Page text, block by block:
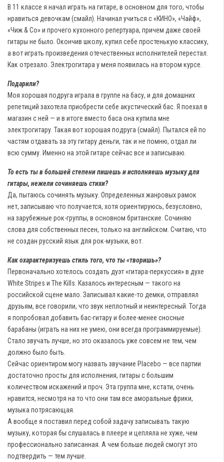
В 11 классе я начал играть на гитаре, в основном для того, чтобы
нравиться девочкам (смайл). Начинал учиться с «КИНО», «Чайф»,
«Чиж & Co» и прочего кухонного репертуара, причем даже своей
гитары не было. Окончив школу, купил себе простенькую классику,
а вот играть произведения отечественных исполнителей перестал.
Как отрезало. Электрогитара у меня появилась на втором курсе.
Подарили?
Моя хорошая подруга играла в группе на басу, и для домашних
репетиций захотела приобрести себе акустический бас. Я поехал в
магазин с ней — и в итоге вместо баса она купила мне
электрогитару. Такая вот хорошая подруга (смайл). Пытался ей по
частям отдавать за эту гитару деньги, так и не помню, отдал ли
всю сумму. Именно на этой гитаре сейчас все и записываю.
То есть ты в большей степени пишешь и исполняешь музыку для
гитары, нежели сочиняешь стихи?
Да, пытаюсь сочинять музыку. Определенных жанровых рамок
нет, записываю что получается, хотя ориентируюсь, безусловно,
на зарубежные рок-группы, в основном британские. Сочиняю
слова для собственных песен, только на английском. Считаю, что
не создан русский язык для рок-музыки, вот.
Как охарактеризуешь стиль того, что ты «творишь»?
Первоначально хотелось создать дуэт «гитара-перкуссия» в духе
White Stripes и The Kills. Казалось интересным — такого на
российской сцене мало. Записывал какие-то демки, отправлял
друзьям, все говорили, что звук неплотный и неинтересный. Тогда
я попробовал добавить бас-гитару и более-менее сносные
барабаны (играть на них не умею, они всегда программируемые).
Стало звучать лучше, но это оказалось уже совсем не тем, чем
должно было быть.
Сейчас ориентиром могу назвать звучание Placebo — все партии
достаточно просты для исполнения, гитары с большим
количеством искажений и проч. Эта группа мне, кстати, очень
нравится, несмотря на то что они там все аморальные фрики,
музыка потрясающая.
А вообще я поставил перед собой задачу записывать такую
музыку, которая бы слушалась в плеере и цепляла не хуже, чем
профессионально записанная. А чем больше людей смогут это
подтвердить — тем лучше.